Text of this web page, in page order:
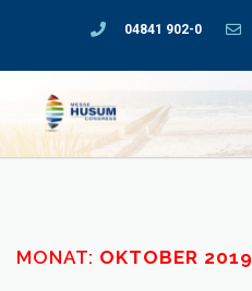
04841 902-0
MONAT: OKTOBER 2019